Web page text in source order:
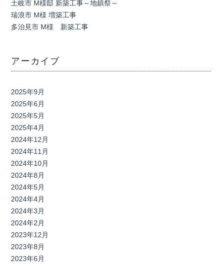
土岐市 M様邸 新築工事～地鎮祭～
瑞浪市 M様 増築工事
多治見市 M様 新築工事
アーカイブ
2025年9月
2025年6月
2025年5月
2025年4月
2024年12月
2024年11月
2024年10月
2024年8月
2024年5月
2024年4月
2024年3月
2024年2月
2023年12月
2023年8月
2023年6月